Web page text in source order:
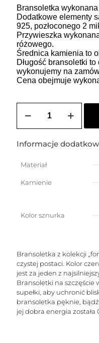
Bransoletka
Dodatkowe elementy
925, pozłoconego 2
Przywieszka
różowego.
Średnica kamienia to
Długość bransoletki
wykonujemy na
Cena obejmuje
Bransoletka
z
kwarcem
różowym
(kamień
Informacje
Materiał
Kamienie
Kolor sznurka
Bransoletka z kolekcji
czystej postaci. Kolor
jest za jeden z
Bransoletki na szczęście
supełki, aby uchronić
bransoletka pęknie,
jej dobra energia została